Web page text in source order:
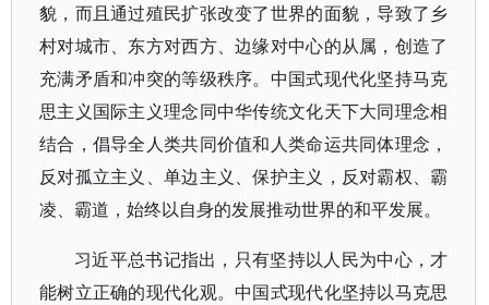
貌，而且通过殖民扩张改变了世界的面貌，导致了乡
村对城市、东方对西方、边缘对中心的从属，创造了
充满矛盾和冲突的等级秩序。中国式现代化坚持马克
思主义国际主义理念同中华传统文化天下大同理念相
结合，倡导全人类共同价值和人类命运共同体理念，
反对孤立主义、单边主义、保护主义，反对霸权、霸
凌、霸道，始终以自身的发展推动世界的和平发展。
习近平总书记指出，只有坚持以人民为中心，才
能树立正确的现代化观。中国式现代化坚持以马克思